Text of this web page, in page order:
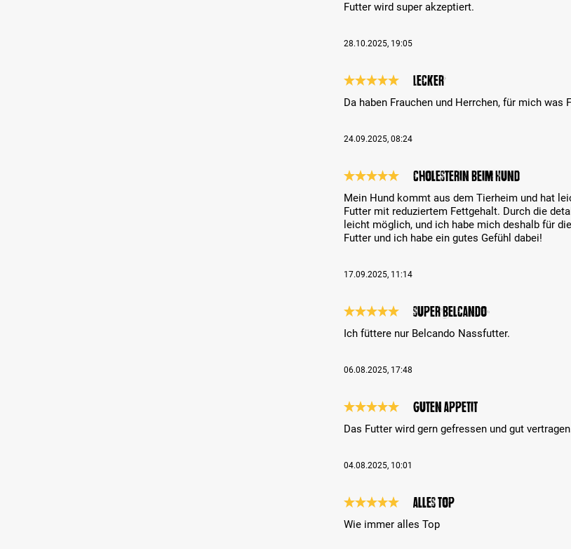
Futter wird super akzeptiert.
28.10.2025, 19:05
Lecker
Da haben Frauchen und Herrchen, für mich was
24.09.2025, 08:24
Cholesterin beim Hund
Mein Hund kommt aus dem Tierheim und hat
Futter mit reduziertem Fettgehalt. Durch die
leicht möglich, und ich habe mich deshalb für
Futter und ich habe ein gutes Gefühl dabei!
17.09.2025, 11:14
Super Belcando
Ich füttere nur Belcando Nassfutter.
06.08.2025, 17:48
Guten Appetit
Das Futter wird gern gefressen und gut
04.08.2025, 10:01
Alles Top
Wie immer alles Top